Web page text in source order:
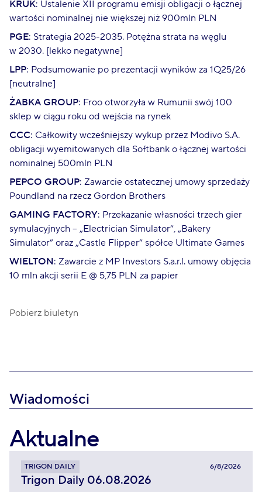
KRUK: Ustalenie XII programu emisji obligacji o łącznej
wartości nominalnej nie większej niż 900mln PLN
PGE: Strategia 2025-2035. Potężna strata na węglu
w 2030. [lekko negatywne]
LPP: Podsumowanie po prezentacji wyników za 1Q25/26
[neutralne]
ŻABKA GROUP: Froo otworzyła w Rumunii swój 100
sklep w ciągu roku od wejścia na rynek
CCC: Całkowity wcześniejszy wykup przez Modivo S.A.
obligacji wyemitowanych dla Softbank o łącznej wartości
nominalnej 500mln PLN
PEPCO GROUP: Zawarcie ostatecznej umowy sprzedaży
Poundland na rzecz Gordon Brothers
GAMING FACTORY: Przekazanie własności trzech gier
symulacyjnych – „Electrician Simulator”, „Bakery
Simulator” oraz „Castle Flipper” spółce Ultimate Games
WIELTON: Zawarcie z MP Investors S.a.r.l. umowy objęcia
10 mln akcji serii E @ 5,75 PLN za papier
Pobierz biuletyn
Wiadomości
Aktualne
TRIGON DAILY 6/8/2026
Trigon Daily 06.08.2026